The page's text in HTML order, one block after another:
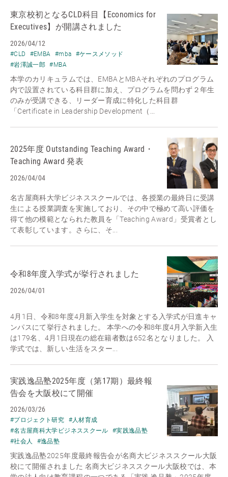
東京校初となるCLD科目【Economics for
Executives】が開講されました
2026/04/12
#CLD #EMBA #mba
#ケースメソッド
#岩澤誠一郎
#MBA
本学のカリキュラムでは、EMBAとMBAそれぞれのプログラム
内で設置されている科目群に加え、プログラムを問わず２年生
のみが受講できる、リーダー育成に特化した科目群
「Certificate in Leadership Development（...
2025年度 Outstanding Teaching Award・
Teaching Award 発表
2026/04/04
名古屋商科大学ビジネススクールでは、各授業の最終日に受講
生による授業調査を実施しており、その中で極めて高い評価を
得て他の模範となられた教員を「Teaching Award」受賞者とし
て表彰しています。さらに、そ...
令和8年度入学式が挙行されました
2026/04/01
4月1日、令和8年度4月新入学生を対象とする入学式が日進キャ
ンパスにて挙行されました。 本学への令和8年度4月入学新入生
は179名、4月1日現在の総在籍者数は652名となりました。 入
学式では、新しい生活をスター...
実践逸品塾2025年度（第17期）最終報
告会を大阪校にて開催
2026/03/26
#プロジェクト研究
#人材育成
#名古屋商科大学ビジネススクール
#実践逸品塾
#社会人
#逸品塾
実践逸品塾2025年度最終報告会が名商大ビジネススクール大阪
校にて開催されました 名商大ビジネススクール大阪校では、本